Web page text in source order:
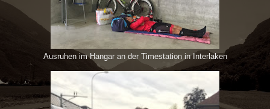
Ausruhen im Hangar an der Timestation in Interlaken